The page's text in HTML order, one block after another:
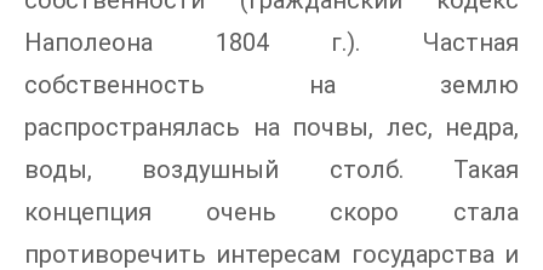
Наполеона 1804 г.). Частная
собственность на землю
распространялась на почвы, лес, недра,
воды, воздушный столб. Такая
концепция очень скоро стала
противоречить интересам государства и